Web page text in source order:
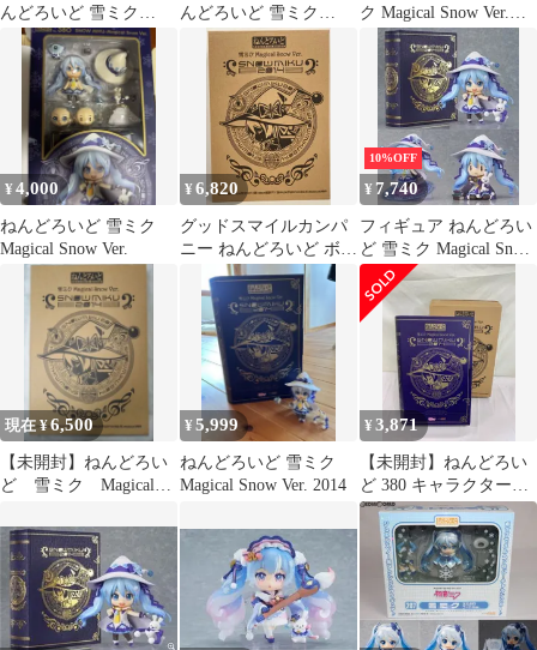
んどろいど 雪ミク
Magical Snow Ver. 「キ
ャラクター・ボーカ
ル・シリーズ 01 初音ミ
ク」 イベント＆オンラ
インショップ限定
んどろいど 雪ミク
Magical Snow Ver. 「キ
ャラクター・ボーカ
ル・シリーズ 01 初音ミ
ク」[95]
ク Magical Snow Ver.
2014
¥4,000
ねんどろいど 雪ミク
Magical Snow Ver.
¥6,820
グッドスマイルカンパ
ニー ねんどろいど ボー
カロイド 初音ミク
【380 雪ミク Magical
Snow ver.】
10%OFF
¥ 7,740
フィギュア ねんどろい
ど 雪ミク Magical Snow
Ver. 「キャラクター・
ボーカル・シリーズ 01
初音ミク」 イベント&
オンラインショップ限
定【10日以内発送】
現在 ¥6,500
【未開封】ねんどろい
ど 雪ミク Magical
¥5,999
ねんどろいど 雪ミク
Magical Snow Ver. 2014
¥3,871
【未開封】ねんどろい
ど 380 キャラクター・
ボーカルシリーズ01 雪
ミク Magical Snow
ver． WF’14冬限定
2014